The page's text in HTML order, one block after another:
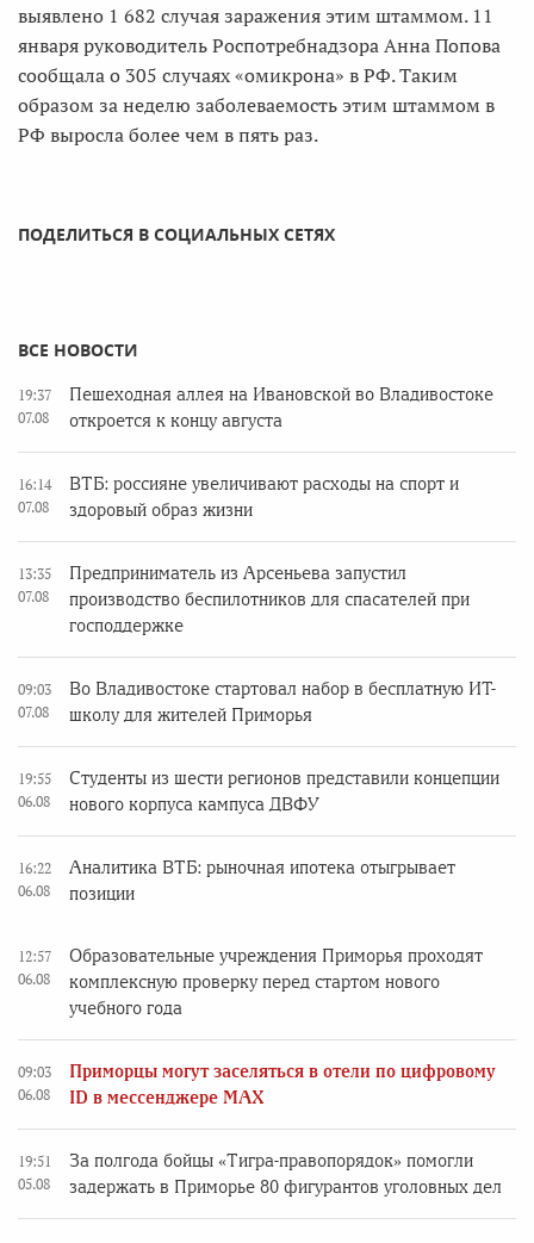
выявлено 1 682 случая заражения этим штаммом. 11
января руководитель Роспотребнадзора Анна Попова
сообщала о 305 случаях «омикрона» в РФ. Таким
образом за неделю заболеваемость этим штаммом в
РФ выросла более чем в пять раз.
ПОДЕЛИТЬСЯ В СОЦИАЛЬНЫХ СЕТЯХ
ВСЕ НОВОСТИ
19:37
07.08
Пешеходная аллея на Ивановской во Владивостоке
откроется к концу августа
16:14
07.08
ВТБ: россияне увеличивают расходы на спорт и
здоровый образ жизни
13:35
07.08
Предприниматель из Арсеньева запустил
производство беспилотников для спасателей при
господдержке
09:03
07.08
Во Владивостоке стартовал набор в бесплатную ИТ-
школу для жителей Приморья
19:55
06.08
Студенты из шести регионов представили концепции
нового корпуса кампуса ДВФУ
16:22
06.08
Аналитика ВТБ: рыночная ипотека отыгрывает
позиции
12:57
06.08
Образовательные учреждения Приморья проходят
комплексную проверку перед стартом нового
учебного года
09:03
06.08
Приморцы могут заселяться в отели по цифровому
ID в мессенджере MAX
19:51
05.08
За полгода бойцы «Тигра-правопорядок» помогли
задержать в Приморье 80 фигурантов уголовных дел